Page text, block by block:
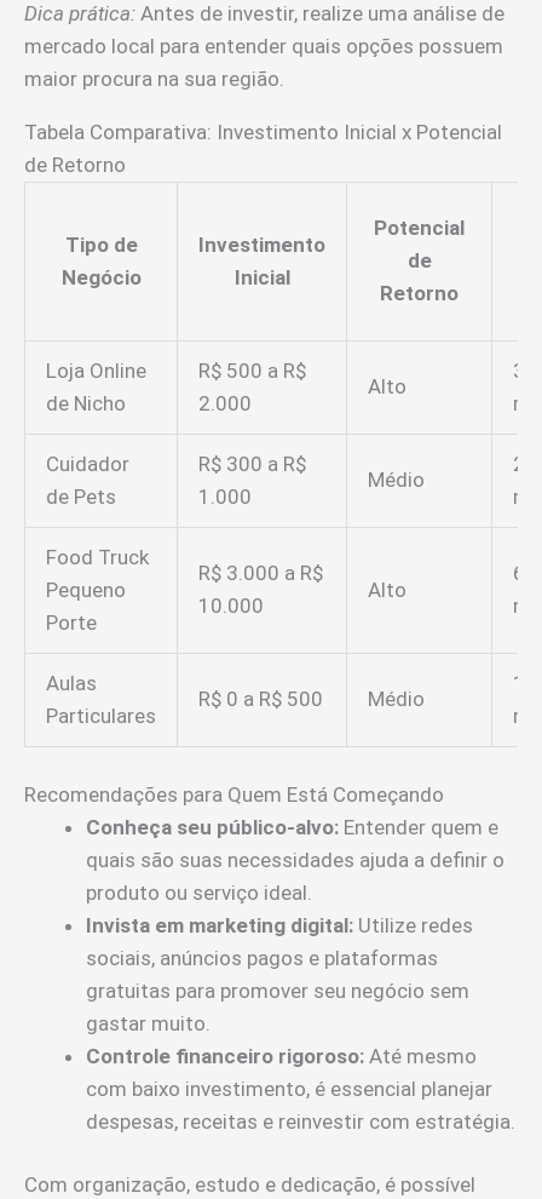
Dica prática: Antes de investir, realize uma análise de
mercado local para entender quais opções possuem
maior procura na sua região.
Tabela Comparativa: Investimento Inicial x Potencial
de Retorno
Tipo de
Negócio
Investimento
Inicial
Potencial
de
Retorno
Loja Online
de Nicho
R$ 500 a R$
2.000
Alto
3
Cuidador
de Pets
R$ 300 a R$
1.000
Médio
2
Food Truck
Pequeno
Porte
R$ 3.000 a R$
10.000
Alto
6
Aulas
Particulares
R$ 0 a R$ 500 Médio
1
Recomendações para Quem Está Começando
Conheça seu público-alvo: Entender quem e
quais são suas necessidades ajuda a definir o
produto ou serviço ideal.
Invista em marketing digital: Utilize redes
sociais, anúncios pagos e plataformas
gratuitas para promover seu negócio sem
gastar muito.
Controle financeiro rigoroso: Até mesmo
com baixo investimento, é essencial planejar
despesas, receitas e reinvestir com estratégia.
Com organização, estudo e dedicação, é possível